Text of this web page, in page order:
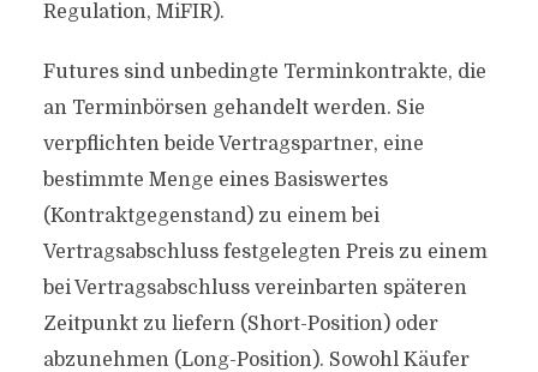
Regulation, MiFIR).
Futures sind unbedingte Terminkontrakte, die
an Terminbörsen gehandelt werden. Sie
verpflichten beide Vertragspartner, eine
bestimmte Menge eines Basiswertes
(Kontraktgegenstand) zu einem bei
Vertragsabschluss festgelegten Preis zu einem
bei Vertragsabschluss vereinbarten späteren
Zeitpunkt zu liefern (Short-Position) oder
abzunehmen (Long-Position). Sowohl Käufer